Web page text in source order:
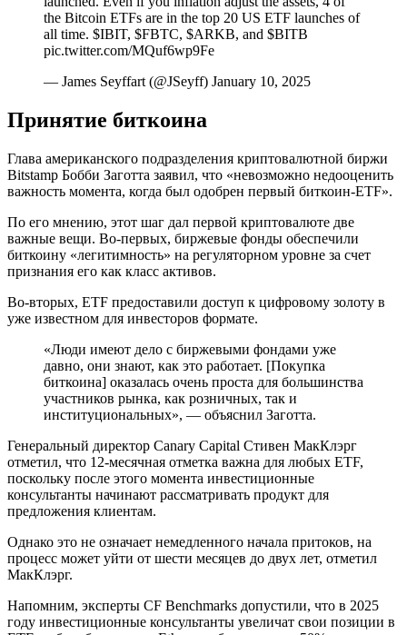
the Bitcoin ETFs are in the top 20 US ETF launches of
all time. $IBIT, $FBTC, $ARKB, and $BITB
pic.twitter.com/MQuf6wp9Fe
— James Seyffart (@JSeyff) January 10, 2025
Принятие биткоина
Глава американского подразделения криптовалютной биржи
Bitstamp Бобби Заготта заявил, что «невозможно недооценить
важность момента, когда был одобрен первый биткоин-ETF».
По его мнению, этот шаг дал первой криптовалюте две
важные вещи. Во-первых, биржевые фонды обеспечили
биткоину «легитимность» на регуляторном уровне за счет
признания его как класс активов.
Во-вторых, ETF предоставили доступ к цифровому золоту в
уже известном для инвесторов формате.
«Люди имеют дело с биржевыми фондами уже
давно, они знают, как это работает. [Покупка
биткоина] оказалась очень проста для большинства
участников рынка, как розничных, так и
институциональных», — объяснил Заготта.
Генеральный директор Canary Capital Стивен МакКлэрг
отметил, что 12-месячная отметка важна для любых ETF,
поскольку после этого момента инвестиционные
консультанты начинают рассматривать продукт для
предложения клиентам.
Однако это не означает немедленного начала притоков, на
процесс может уйти от шести месяцев до двух лет, отметил
МакКлэрг.
Напомним, эксперты CF Benchmarks допустили, что в 2025
году инвестиционные консультанты увеличат свои позиции в